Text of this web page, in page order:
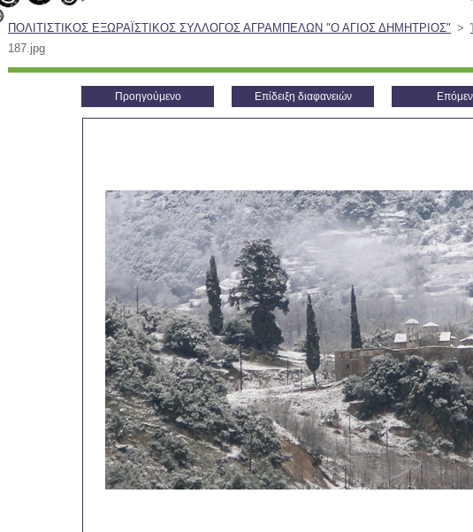
ΠΟΛΙΤΙΣΤΙΚΟΣ ΕΞΩΡΑΪΣΤΙΚΟΣ ΣΥΛΛΟΓΟΣ ΑΓΡΑΜΠΕΛΩΝ "Ο ΑΓΙΟΣ ΔΗΜΗΤΡΙΟΣ" >
187.jpg
Προηγούμενο Επίδειξη διαφανειών